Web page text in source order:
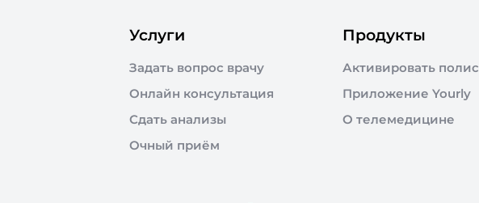
Услуги
Задать вопрос врачу
Онлайн консультация
Сдать анализы
Очный приём
Продукты
Активировать полис
Приложение Yourly
О телемедицине